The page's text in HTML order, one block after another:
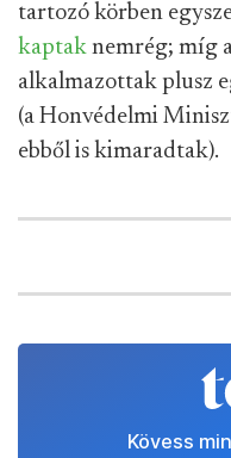
tartozó körben
kaptak nemrég; míg
alkalmazottak plusz
(a Honvédelmi
ebből is kimaradtak).
Kövess